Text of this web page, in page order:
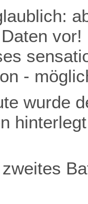
-
wurde
zweites